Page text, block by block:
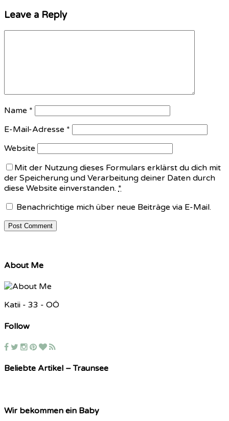
Leave a Reply
Name *
E-Mail-Adresse *
Website
Mit der Nutzung dieses Formulars erklärst du dich mit
der Speicherung und Verarbeitung deiner Daten durch
diese Website einverstanden. *
Benachrichtige mich über neue Beiträge via E-Mail.
About Me
Katii - 33 - OÖ
Follow
Beliebte Artikel – Traunsee
Wir bekommen ein Baby